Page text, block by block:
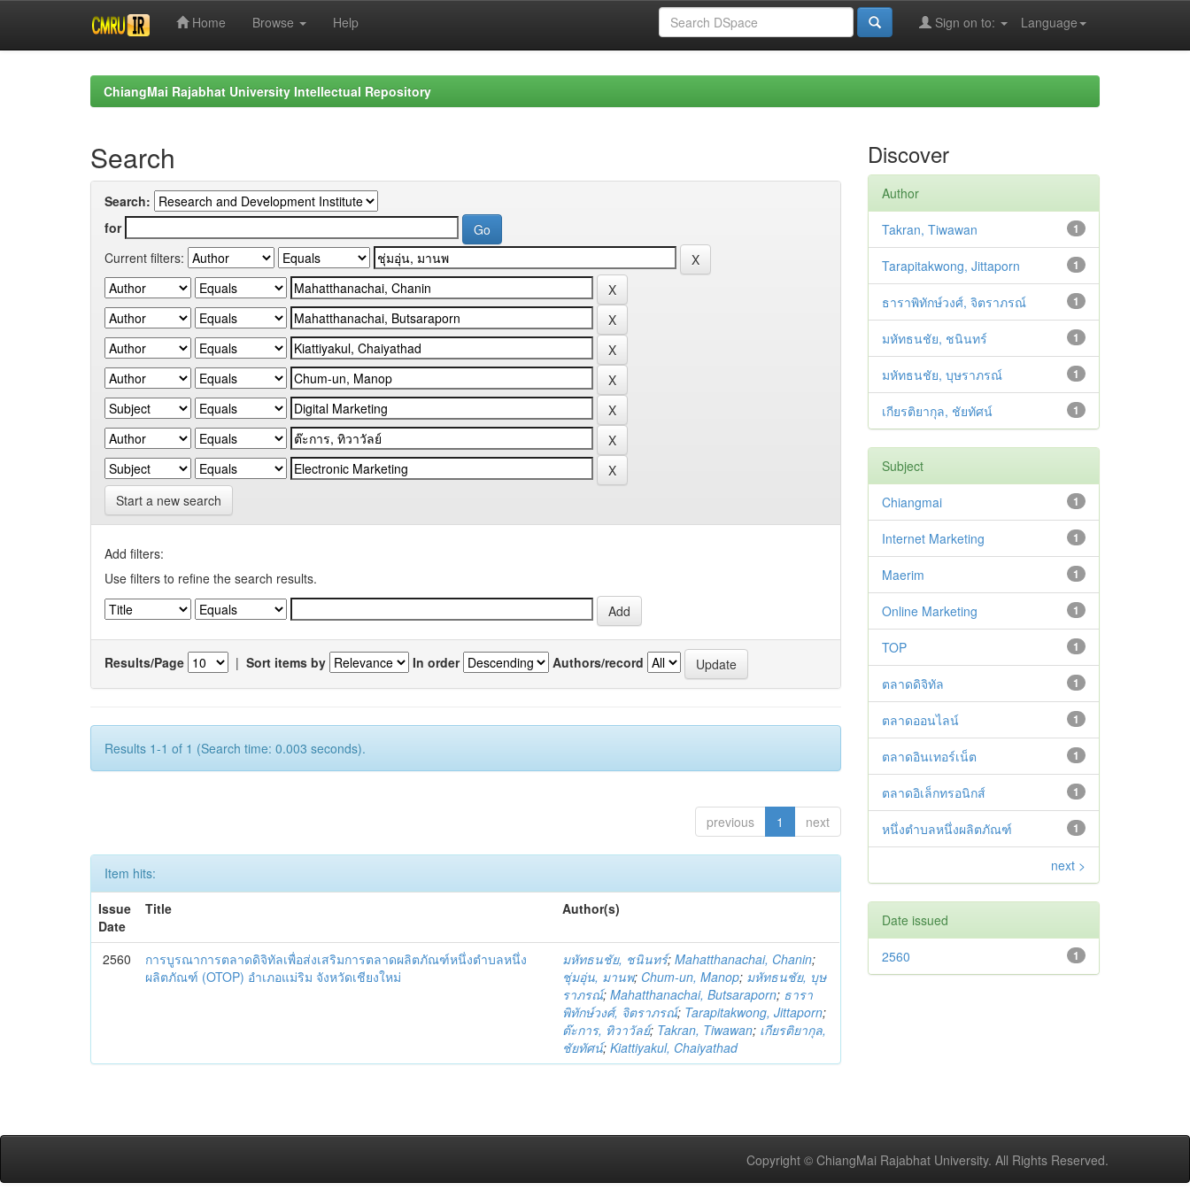
Home Browse Help Language
Sign on to:
ChiangMai Rajabhat University Intellectual Repository
Search
Search:
for
Current filters:
Start a new search
Add filters:
Use filters to refine the search results.
Results/Page | Sort items by In order Authors/record
Results 1-1 of 1 (Search time: 0.003 seconds).
previous 1 next
Item hits:
Issue
Date
Title Author(s)
2560
การบูรณาการตลาดดิจิทัลเพื่อส่งเสริมการตลาดผลิตภัณฑ์หนึ่งตำบลหนึ่ง
ผลิตภัณฑ์ (OTOP) อำเภอแม่ริม จังหวัดเชียงใหม่
มหัทธนชัย, ชนินทร์;Mahatthanachai, Chanin;
ชุ่มอุ่น, มานพ; Chum-un, Manop; มหัทธนชัย, บุษ
ราภรณ์;Mahatthanachai, Butsaraporn; ธารา
พิทักษ์วงศ์, จิตราภรณ์; Tarapitakwong, Jittaporn;
ต๊ะการ, ทิวาวัลย์; Takran, Tiwawan; เกียรติยากุล,
ชัยทัศน์;Kiattiyakul, Chaiyathad
Discover
Author
1
Takran, Tiwawan
1
Tarapitakwong, Jittaporn
1
ธาราพิทักษ์วงศ์, จิตราภรณ์
1
มหัทธนชัย, ชนินทร์
1
มหัทธนชัย, บุษราภรณ์
1
เกียรติยากุล, ชัยทัศน์
Subject
1
Chiangmai
1
Internet Marketing
1
Maerim
1
Online Marketing
1
TOP
1
ตลาดดิจิทัล
1
ตลาดออนไลน์
1
ตลาดอินเทอร์เน็ต
1
ตลาดอิเล็กทรอนิกส์
1
หนึ่งตำบลหนึ่งผลิตภัณฑ์
next >
Date issued
1
2560
Copyright © ChiangMai Rajabhat University. All Rights Reserved.